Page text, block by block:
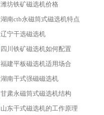
潍坊铁矿磁选机价格
湖南ctb永磁筒式磁选机特点
辽宁干选磁选机
四川铁矿磁选机如何配置
福建平板磁选机适用场合
湖南干式强磁磁选机
甘肃永磁筒式磁选机结构
山东干式磁选机的工作原理